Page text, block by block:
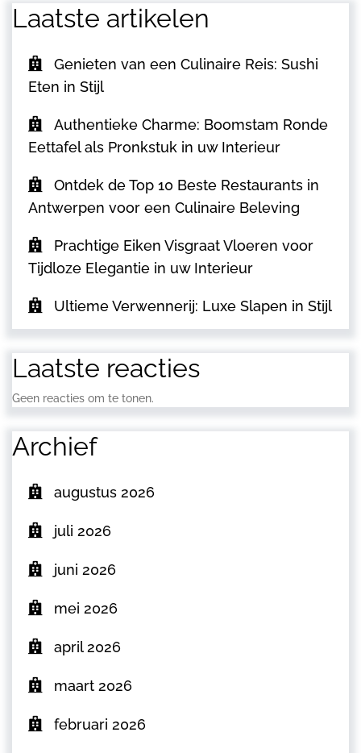
Laatste artikelen
Genieten van een Culinaire Reis: Sushi
Eten in Stijl
Authentieke Charme: Boomstam Ronde
Eettafel als Pronkstuk in uw Interieur
Ontdek de Top 10 Beste Restaurants in
Antwerpen voor een Culinaire Beleving
Prachtige Eiken Visgraat Vloeren voor
Tijdloze Elegantie in uw Interieur
Ultieme Verwennerij: Luxe Slapen in Stijl
Laatste reacties
Geen reacties om te tonen.
Archief
augustus 2026
juli 2026
juni 2026
mei 2026
april 2026
maart 2026
februari 2026